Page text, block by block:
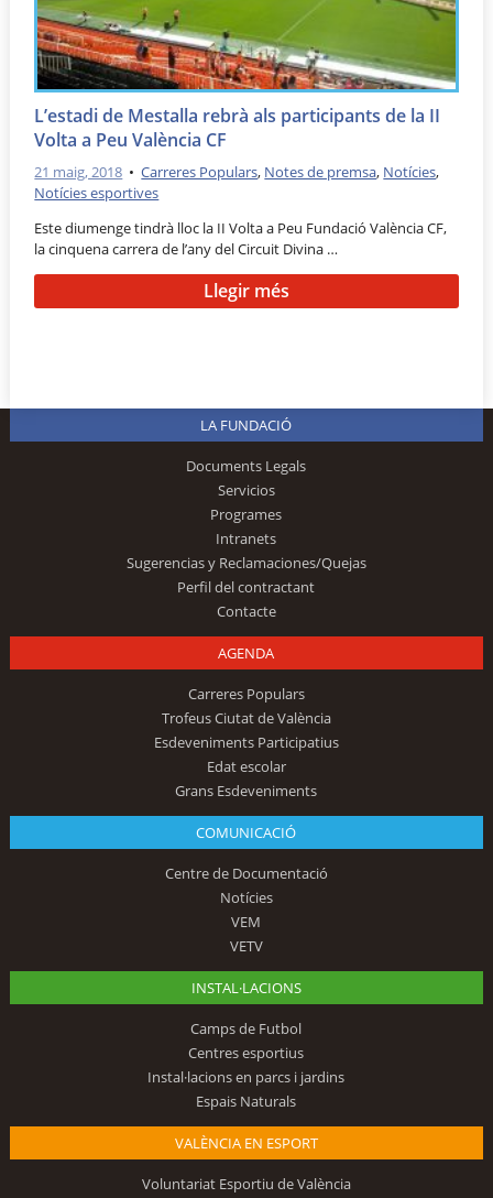
L’estadi de Mestalla rebrà als participants de la II
Volta a Peu València CF
21 maig, 2018 •Carreres Populars, Notes de premsa, Notícies,
Notícies esportives
Este diumenge tindrà lloc la II Volta a Peu Fundació València CF,
la cinquena carrera de l’any del Circuit Divina …
Llegir més
LA FUNDACIÓ
Documents Legals
Servicios
Programes
Intranets
Sugerencias y Reclamaciones/Quejas
Perfil del contractant
Contacte
AGENDA
Carreres Populars
Trofeus Ciutat de València
Esdeveniments Participatius
Edat escolar
Grans Esdeveniments
COMUNICACIÓ
Centre de Documentació
Notícies
VEM
VETV
INSTAL·LACIONS
Camps de Futbol
Centres esportius
Instal·lacions en parcs i jardins
Espais Naturals
VALÈNCIA EN ESPORT
Voluntariat Esportiu de València